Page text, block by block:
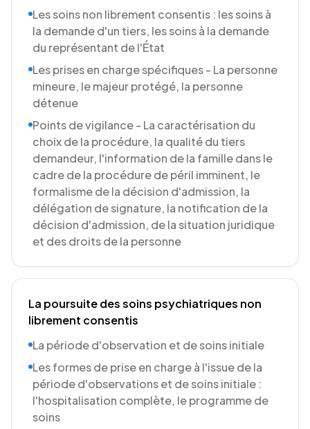
Les soins non librement consentis : les soins à
la demande d'un tiers, les soins à la demande
du représentant de l'État
Les prises en charge spécifiques - La personne
mineure, le majeur protégé, la personne
détenue
Points de vigilance - La caractérisation du
choix de la procédure, la qualité du tiers
demandeur, l'information de la famille dans le
cadre de la procédure de péril imminent, le
formalisme de la décision d'admission, la
délégation de signature, la notification de la
décision d'admission, de la situation juridique
et des droits de la personne
La poursuite des soins psychiatriques non
librement consentis
La période d'observation et de soins initiale
Les formes de prise en charge à l'issue de la
période d'observations et de soins initiale :
l'hospitalisation complète, le programme de
soins